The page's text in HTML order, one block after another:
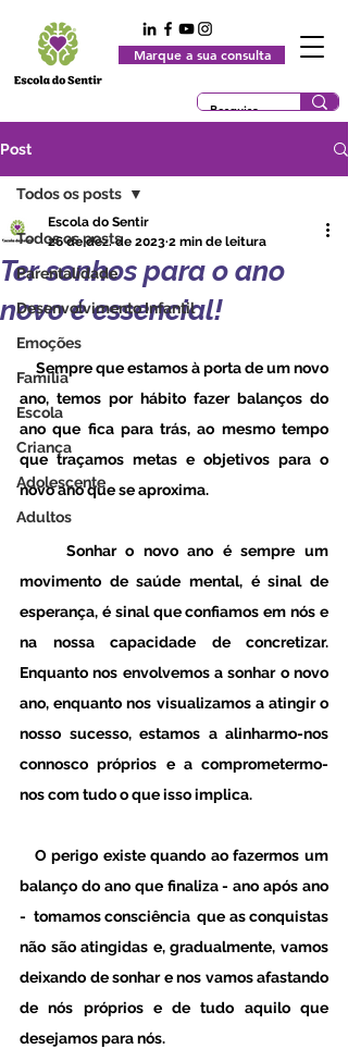
Marque a sua consulta
Post
Todos os posts
Parentalidade
Desenvolvimento Infantil
Emoções
Família
Escola
Criança
Adolescente
Adultos
Todos os posts
Ter sonhos para o ano
novo é essencial!
Escola do Sentir
26 de dez. de 2023 2 min de leitura
ano, temos por hábito fazer balanços do
ano que fica para trás, ao mesmo tempo
que traçamos metas e objetivos para o
novo ano que se aproxima.
movimento de saúde mental, é sinal de
esperança, é sinal que confiamos em nós e
na nossa capacidade de concretizar.
Enquanto nos envolvemos a sonhar o novo
ano, enquanto nos visualizamos a atingir o
nosso sucesso, estamos a alinharmo-nos
connosco próprios e a comprometermo-
nos com tudo o que isso implica.
balanço do ano que finaliza - ano após ano
-  tomamos consciência  que as conquistas
não são atingidas e, gradualmente, vamos
deixando de sonhar e nos vamos afastando
de nós próprios e de tudo aquilo que
desejamos para nós.